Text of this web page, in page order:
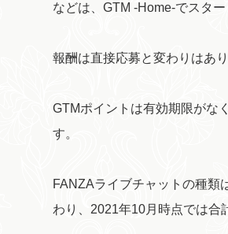
などは、GTM -Home-でスタ
報酬は直接応募と変わりはあ
GTMポイントは有効期限がな
す。
FANZAライブチャットの種類
わり、2021年10月時点では合